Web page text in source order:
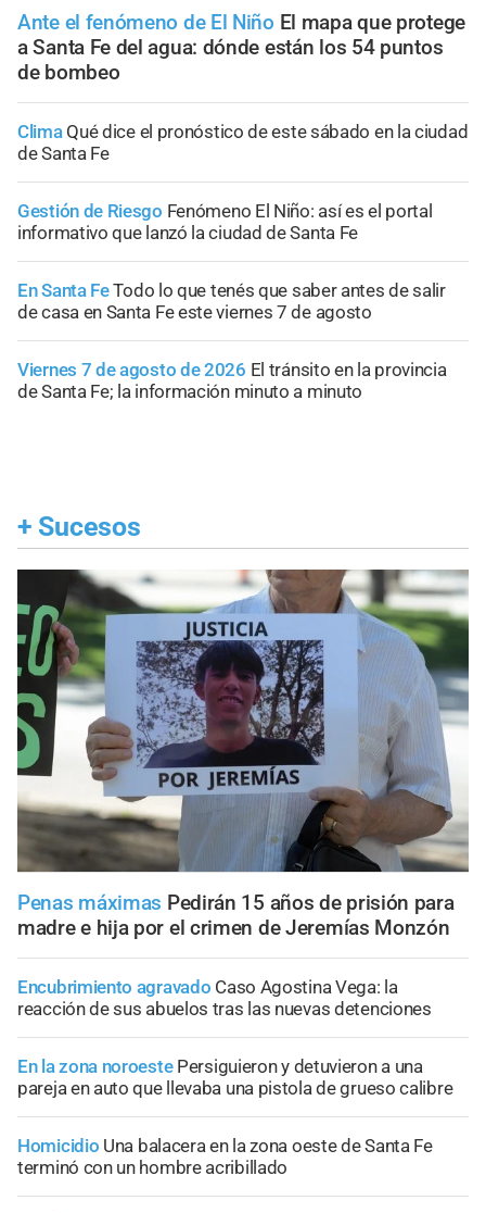
Ante el fenómeno de El Niño El mapa que protege
a Santa Fe del agua: dónde están los 54 puntos
de bombeo
Clima Qué dice el pronóstico de este sábado en la ciudad
de Santa Fe
Gestión de Riesgo Fenómeno El Niño: así es el portal
informativo que lanzó la ciudad de Santa Fe
En Santa FeTodo lo que tenés que saber antes de salir
de casa en Santa Fe este viernes 7 de agosto
Viernes 7 de agosto de 2026 El tránsito en la provincia
de Santa Fe; la información minuto a minuto
+ Sucesos
Penas máximas Pedirán 15 años de prisión para
madre e hija por el crimen de Jeremías Monzón
Encubrimiento agravado Caso Agostina Vega: la
reacción de sus abuelos tras las nuevas detenciones
En la zona noroeste Persiguieron y detuvieron a una
pareja en auto que llevaba una pistola de grueso calibre
Homicidio Una balacera en la zona oeste de Santa Fe
terminó con un hombre acribillado